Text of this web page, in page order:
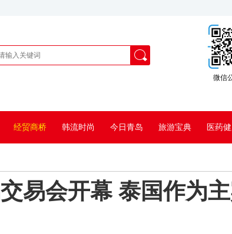
微信
经贸商桥 韩流时尚 今日青岛 旅游宝典 医药
易会开幕 泰国作为